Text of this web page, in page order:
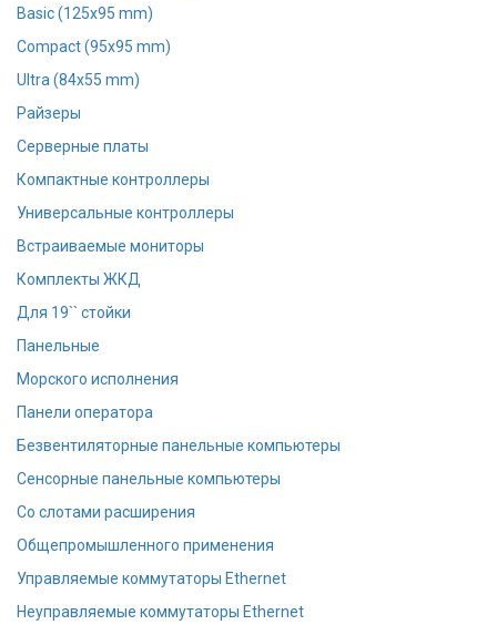
Basic (125x95 mm)
Compact (95x95 mm)
Ultra (84x55 mm)
Райзеры
Серверные платы
Компактные контроллеры
Универсальные контроллеры
Встраиваемые мониторы
Комплекты ЖКД
Для 19`` стойки
Панельные
Морского исполнения
Панели оператора
Безвентиляторные панельные компьютеры
Сенсорные панельные компьютеры
Со слотами расширения
Общепромышленного применения
Управляемые коммутаторы Ethernet
Неуправляемые коммутаторы Ethernet